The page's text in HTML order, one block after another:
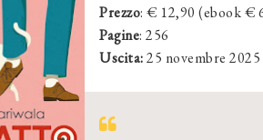
Prezzo: € 12,90 (ebook €
Pagine: 256
Uscita:25 novembre 2025